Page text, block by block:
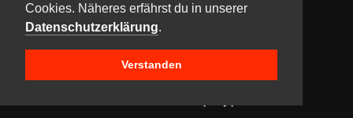
Cookies. Näheres erfährst du in unserer
Datenschutzerklärung.
Verstanden